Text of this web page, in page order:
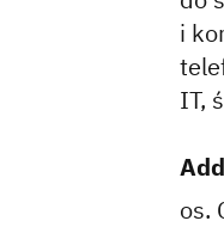
i
IT,
os.